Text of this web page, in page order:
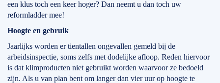
een klus toch een keer hoger? Dan neemt u dan toch uw
reformladder mee!
Hoogte en gebruik
Jaarlijks worden er tientallen ongevallen gemeld bij de
arbeidsinspectie, soms zelfs met dodelijke afloop. Reden hiervoor
is dat klimproducten niet gebruikt worden waarvoor ze bedoeld
zijn. Als u van plan bent om langer dan vier uur op hoogte te